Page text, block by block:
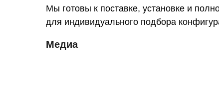
Мы готовы к поставке, установке и
для индивидуального подбора
Медиа